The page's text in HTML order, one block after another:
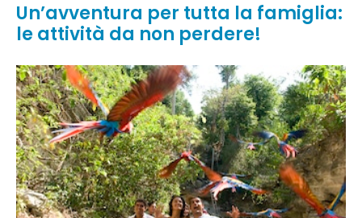
Un’avventura per tutta la famiglia:
le attività da non perdere!